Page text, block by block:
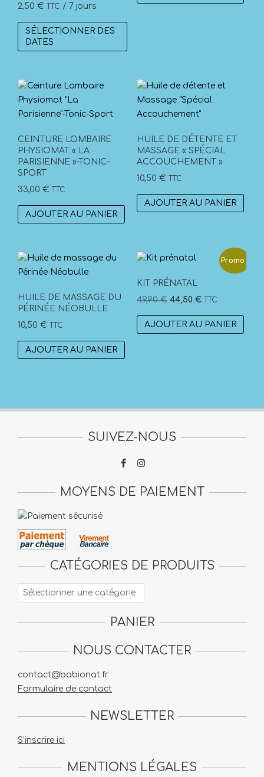
du
2,50 € TTC / 7 jours
SÉLECTIONNER DES
DATES
CEINTURE LOMBAIRE
PHYSIOMAT « LA
PARISIENNE »-TONIC-
SPORT
33,00 € TTC
AJOUTER AU PANIER
HUILE DE DÉTENTE ET
MASSAGE « SPÉCIAL
ACCOUCHEMENT »
10,50 € TTC
AJOUTER AU PANIER
HUILE DE MASSAGE DU
PÉRINÉE NÉOBULLE
10,50 € TTC
AJOUTER AU PANIER
Promo !
KIT PRÉNATAL
49,90€ Le
prix
initial
44,50 €Le
prix
actuel
TTC
AJOUTER AU PANIER
SUIVEZ-NOUS
MOYENS DE PAIEMENT
CATÉGORIES DE PRODUITS
PANIER
NOUS CONTACTER
contact@babionat.fr
Formulaire de contact
NEWSLETTER
S’inscrire ici
MENTIONS LÉGALES